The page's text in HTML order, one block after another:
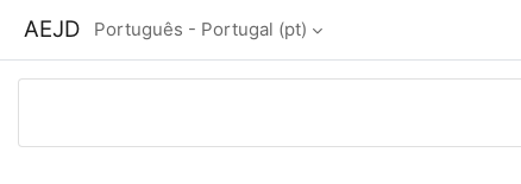
AEJD Português - Portugal ‎(pt)‎